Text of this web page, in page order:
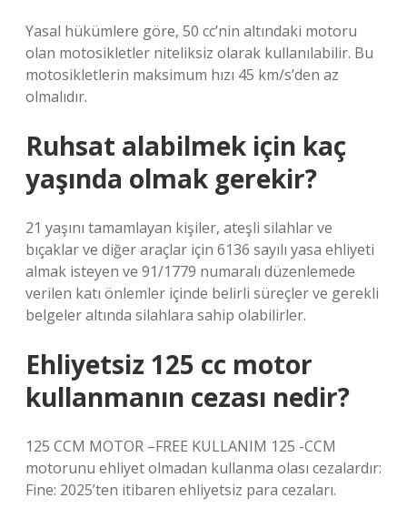
Yasal hükümlere göre, 50 cc’nin altındaki motoru
olan motosikletler niteliksiz olarak kullanılabilir. Bu
motosikletlerin maksimum hızı 45 km/s’den az
olmalıdır.
Ruhsat alabilmek için kaç
yaşında olmak gerekir?
21 yaşını tamamlayan kişiler, ateşli silahlar ve
bıçaklar ve diğer araçlar için 6136 sayılı yasa ehliyeti
almak isteyen ve 91/1779 numaralı düzenlemede
verilen katı önlemler içinde belirli süreçler ve gerekli
belgeler altında silahlara sahip olabilirler.
Ehliyetsiz 125 cc motor
kullanmanın cezası nedir?
125 CCM MOTOR –FREE KULLANIM 125 -CCM
motorunu ehliyet olmadan kullanma olası cezalardır:
Fine: 2025’ten itibaren ehliyetsiz para cezaları.